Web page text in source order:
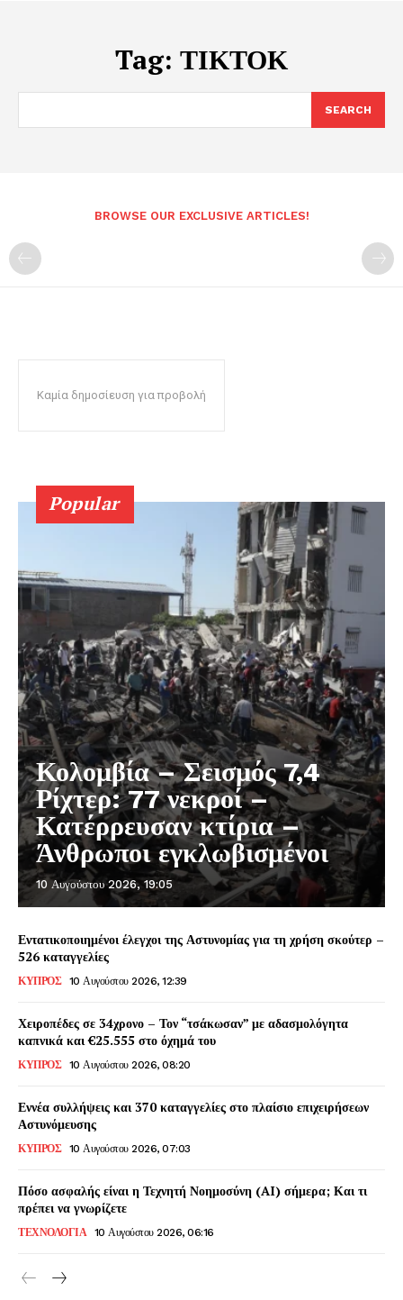
Tag: ΤΙΚΤΟΚ
SEARCH
BROWSE OUR EXCLUSIVE ARTICLES!
Καμία δημοσίευση για προβολή
Popular
Κολομβία – Σεισμός 7,4
Ρίχτερ: 77 νεκροί –
Κατέρρευσαν κτίρια –
Άνθρωποι εγκλωβισμένοι
10 Αυγούστου 2026, 19:05
Εντατικοποιημένοι έλεγχοι της Αστυνομίας για τη χρήση σκούτερ –
526 καταγγελίες
ΚΥΠΡΟΣ 10 Αυγούστου 2026, 12:39
Χειροπέδες σε 34χρονο – Τον “τσάκωσαν” με αδασμολόγητα
καπνικά και €25.555 στο όχημά του
ΚΥΠΡΟΣ 10 Αυγούστου 2026, 08:20
Εννέα συλλήψεις και 370 καταγγελίες στο πλαίσιο επιχειρήσεων
Αστυνόμευσης
ΚΥΠΡΟΣ 10 Αυγούστου 2026, 07:03
Πόσο ασφαλής είναι η Τεχνητή Νοημοσύνη (AI) σήμερα; Και τι
πρέπει να γνωρίζετε
ΤΕΧΝΟΛΟΓΙΑ 10 Αυγούστου 2026, 06:16